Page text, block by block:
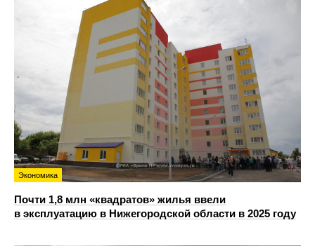
Экономика
Почти 1,8 млн «квадратов» жилья ввели
в эксплуатацию в Нижегородской области в 2025 году